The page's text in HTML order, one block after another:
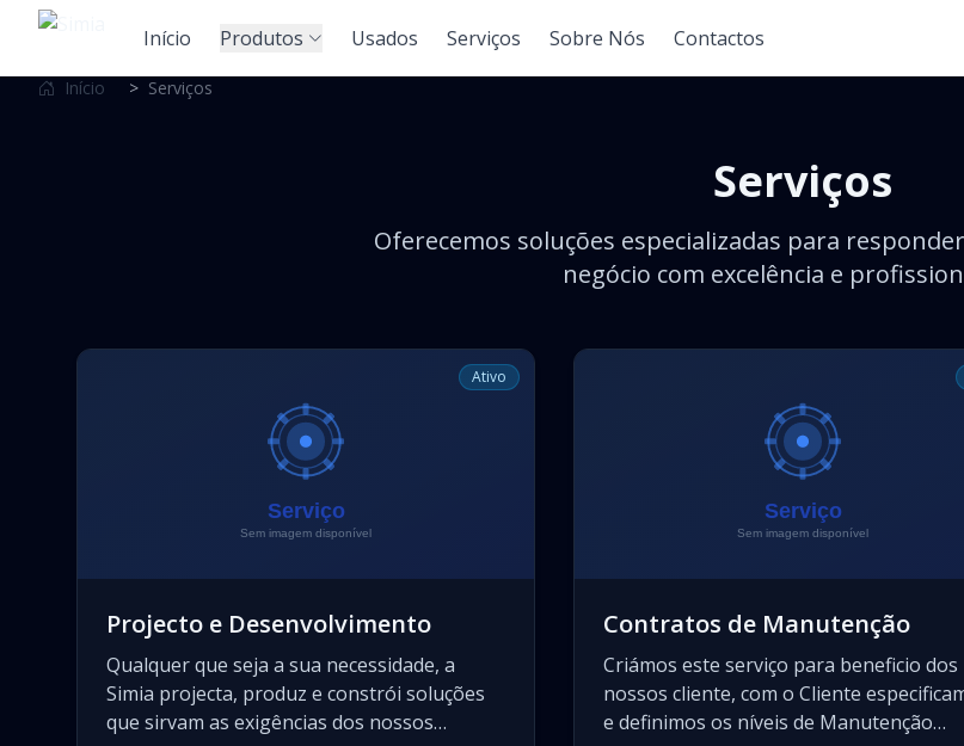
Início Produtos Usados Serviços Sobre Nós Contactos
Início > Serviços
Serviços
Oferecemos soluções especializadas para
negócio com excelência e
Ativo
Projecto e Desenvolvimento
Qualquer que seja a sua necessidade, a
Simia projecta, produz e constrói soluções
que sirvam as exigências dos nossos
Contratos de Manutenção
Criámos este serviço para beneficio dos
nossos cliente, com o Cliente
e definimos os níveis de Manutenção